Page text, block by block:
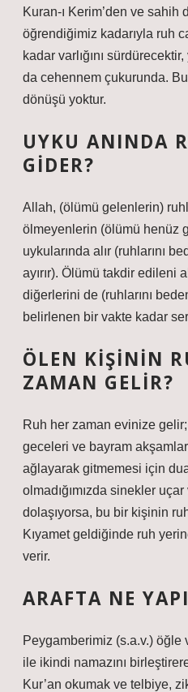
Kuran-ı Kerim’den ve sahih
öğrendiğimiz kadarıyla ruh
kadar varlığını
da cehennem çukurunda.
dönüşü yoktur.
UYKU ANINDA
GIDER?
Allah, (ölümü gelenlerin)
ölmeyenlerin (ölümü henüz
uykularında alır (ruhlarını
ayırır). Ölümü takdir edileni
diğerlerini de (ruhlarını
belirlenen bir vakte kadar
ÖLEN KIŞININ
ZAMAN GELIR?
Ruh her zaman evinize
geceleri ve bayram
ağlayarak gitmemesi için
olmadığımızda sinekler
dolaşıyorsa, bu bir kişinin
Kıyamet geldiğinde ruh
verir.
ARAFTA NE
Peygamberimiz (s.a.v.) öğle
ile ikindi namazını
Kur’an okumak ve telbiye,